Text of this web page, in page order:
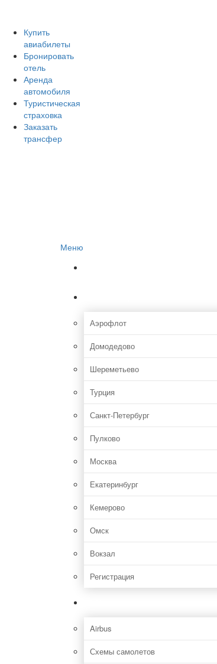
Купить
авиабилеты
Бронировать
отель
Аренда
автомобиля
Туристическая
страховка
Заказать
трансфер
Меню
Аэрофлот
Домодедово
Шереметьево
Турция
Санкт-Петербург
Пулково
Москва
Екатеринбург
Кемерово
Омск
Вокзал
Регистрация
Airbus
Схемы самолетов